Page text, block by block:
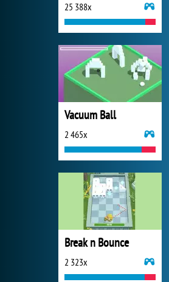
25 388x
Vacuum Ball
2 465x
Break n Bounce
2 323x